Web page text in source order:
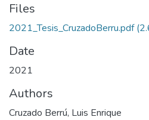
Files
2021_Tesis_CruzadoBerru.pdf
Date
2021
Authors
Cruzado Berrú, Luis Enrique